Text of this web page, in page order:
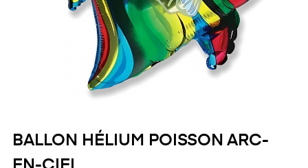
BALLON HÉLIUM POISSON ARC-